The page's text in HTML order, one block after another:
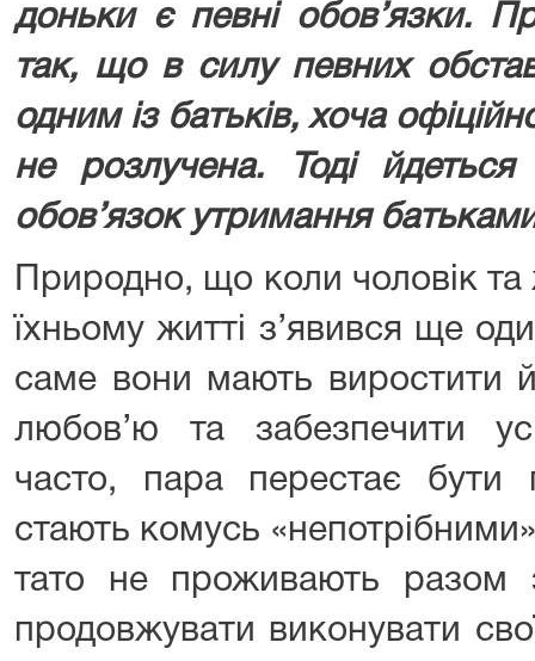
доньки є певні обов’язки.
так, що в силу певних
одним із батьків, хоча
не розлучена. Тоді
обов’язок утримання батьками
Природно, що коли чоловік
їхньому житті з’явився ще
саме вони мають виростити
любов’ю та забезпечити
часто, пара перестає
стають комусь
тато не проживають разом
продовжувати виконувати